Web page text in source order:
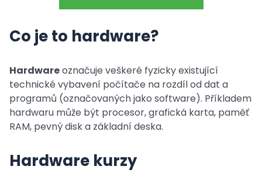
Co je to hardware?
Hardwareoznačuje veškeré fyzicky existující
technické vybavení počítače na rozdíl od dat a
programů (označovaných jako software). Příkladem
hardwaru může být procesor, grafická karta, paměť
RAM, pevný disk a základní deska.
Hardware kurzy